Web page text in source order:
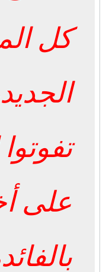
كل
على